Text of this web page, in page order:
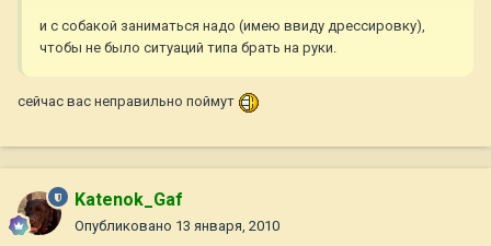
и с собакой заниматься надо (имею ввиду дрессировку),
чтобы не было ситуаций типа брать на руки.
сейчас вас неправильно поймут
Katenok_Gaf
Опубликовано 13 января, 2010